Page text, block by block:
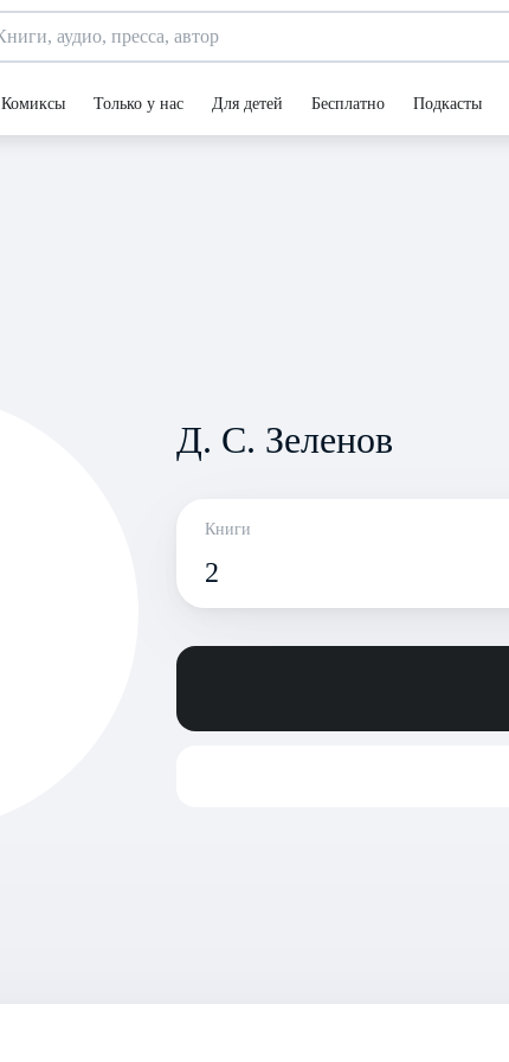
Комиксы Только у нас Для детей Бесплатно Подкасты
Д. С. Зеленов
Книги
2